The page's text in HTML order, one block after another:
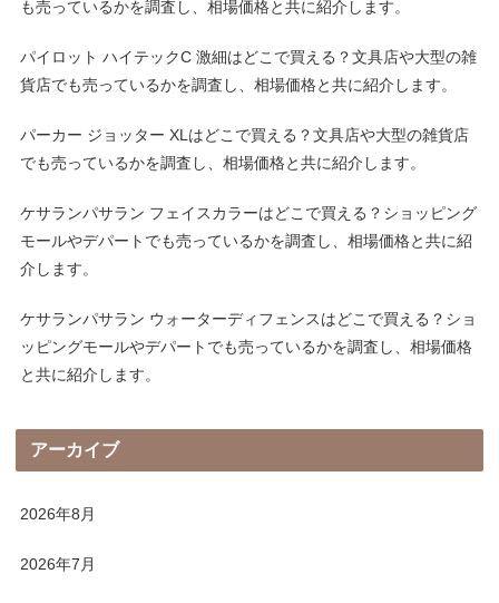
も売っているかを調査し、相場価格と共に紹介します。
パイロット ハイテックC 激細はどこで買える？文具店や大型の雑
貨店でも売っているかを調査し、相場価格と共に紹介します。
パーカー ジョッター XLはどこで買える？文具店や大型の雑貨店
でも売っているかを調査し、相場価格と共に紹介します。
ケサランパサラン フェイスカラーはどこで買える？ショッピング
モールやデパートでも売っているかを調査し、相場価格と共に紹
介します。
ケサランパサラン ウォーターディフェンスはどこで買える？ショ
ッピングモールやデパートでも売っているかを調査し、相場価格
と共に紹介します。
アーカイブ
2026年8月
2026年7月